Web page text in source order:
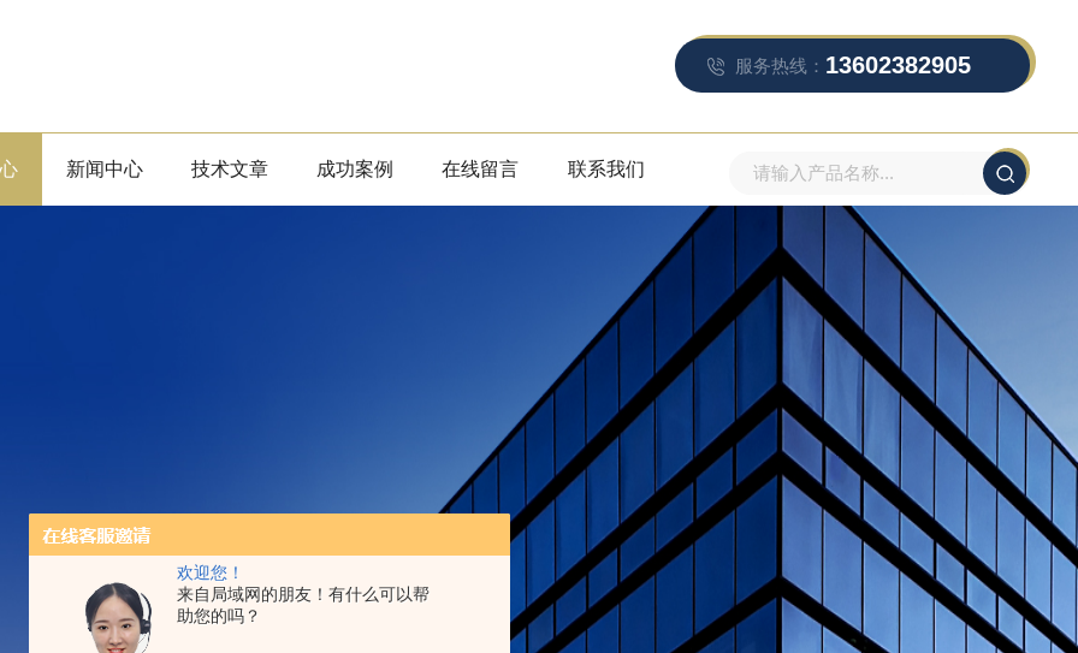
欢迎您！
来自局域网的朋友！有什么可以帮
助您的吗？
服务热线： 13602382905
新闻中心 技术文章 成功案例 在线留言 联系我们